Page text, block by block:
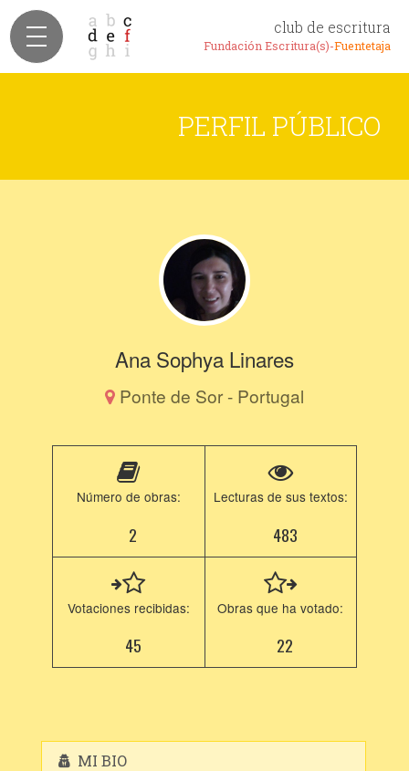
club de escritura
Fundación Escritura(s)-Fuentetaja
PERFIL PÚBLICO
Ana Sophya Linares
Ponte de Sor - Portugal
Número de obras:
2
Lecturas de sus textos:
483
Votaciones recibidas:
45
Obras que ha votado:
22
MI BIO